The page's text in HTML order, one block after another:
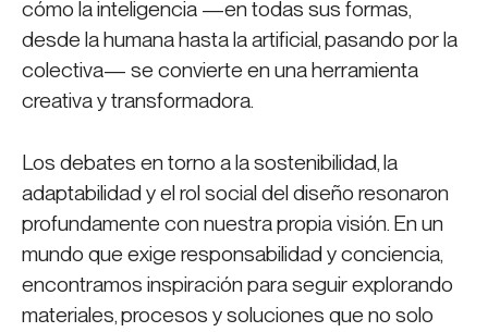
cómo la inteligencia —en todas sus formas,
desde la humana hasta la artificial, pasando por la
colectiva— se convierte en una herramienta
creativa y transformadora.
Los debates en torno a la sostenibilidad, la
adaptabilidad y el rol social del diseño resonaron
profundamente con nuestra propia visión. En un
mundo que exige responsabilidad y conciencia,
encontramos inspiración para seguir explorando
materiales, procesos y soluciones que no solo